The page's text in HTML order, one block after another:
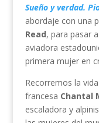
Sueño y verdad.
abordaje con una
Read, para pasar
aviadora
primera mujer en
Recorremos la
francesa Chantal
escaladora y